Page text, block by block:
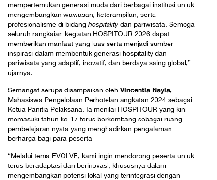
mempertemukan generasi muda dari berbagai institusi untuk
mengembangkan wawasan, keterampilan, serta
profesionalisme di bidang hospitality dan pariwisata. Semoga
seluruh rangkaian kegiatan HOSPITOUR 2026 dapat
memberikan manfaat yang luas serta menjadi sumber
inspirasi dalam membentuk generasi hospitality dan
pariwisata yang adaptif, inovatif, dan berdaya saing global,”
ujarnya.
Semangat serupa disampaikan oleh Vincentia Nayla,
Mahasiswa Pengelolaan Perhotelan angkatan 2024 sebagai
Ketua Panitia Pelaksana. Ia menilai HOSPITOUR yang kini
memasuki tahun ke-17 terus berkembang sebagai ruang
pembelajaran nyata yang menghadirkan pengalaman
berharga bagi para peserta.
“Melalui tema EVOLVE, kami ingin mendorong peserta untuk
terus beradaptasi dan berinovasi, khususnya dalam
mengembangkan potensi lokal yang terintegrasi dengan